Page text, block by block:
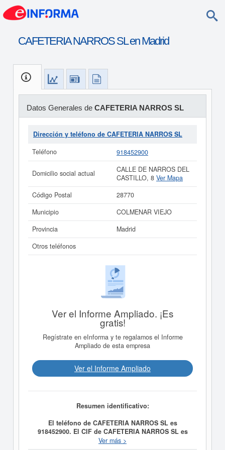
CAFETERIA NARROS SL en Madrid
Datos Generales de CAFETERIA NARROS SL
Dirección y teléfono de CAFETERIA NARROS SL
Teléfono
918452900
Domicilio social actual
CALLE DE NARROS DEL
CASTILLO, 8 Ver Mapa
Código Postal
28770
Municipio
COLMENAR VIEJO
Provincia
Madrid
Otros teléfonos
Ver el Informe Ampliado. ¡Es
gratis!
Regístrate en eInforma y te regalamos el Informe
Ampliado de esta empresa
Ver el Informe Ampliado
Resumen identificativo:
El teléfono de CAFETERIA NARROS SL es
918452900. El CIF de CAFETERIA NARROS SL es
A día 31/03/2004, la empresa
Ver más >